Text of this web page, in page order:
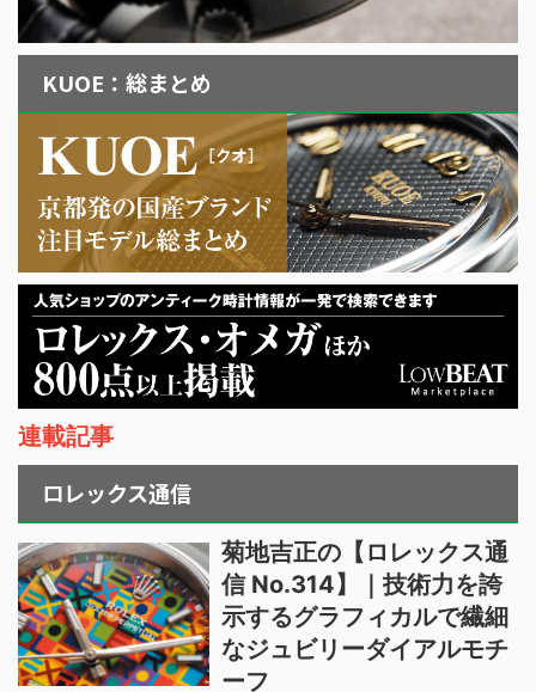
KUOE：総まとめ
連載記事
ロレックス通信
菊地吉正の【ロレックス通
信 No.314】｜技術力を誇
示するグラフィカルで繊細
なジュビリーダイアルモチ
ーフ